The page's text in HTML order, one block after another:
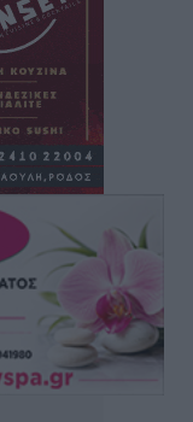
βάσανα της
η ίδρυση
μέλλον